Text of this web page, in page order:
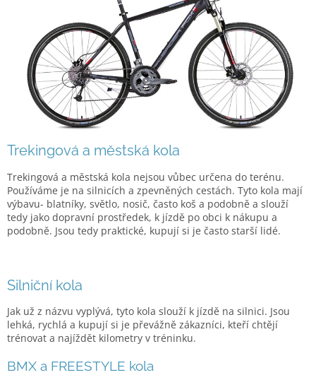
Trekingová a městská kola
Trekingová a městská kola nejsou vůbec určena do terénu.
Používáme je na silnicích a zpevněných cestách. Tyto kola mají
výbavu- blatníky, světlo, nosič, často koš a podobně a slouží
tedy jako dopravní prostředek, k jízdě po obci k nákupu a
podobně. Jsou tedy praktické, kupují si je často starší lidé.
Silniční kola
Jak už z názvu vyplývá, tyto kola slouží k jízdě na silnici. Jsou
lehká, rychlá a kupují si je převážně zákazníci, kteří chtějí
trénovat a najíždět kilometry v tréninku.
BMX a FREESTYLE kola